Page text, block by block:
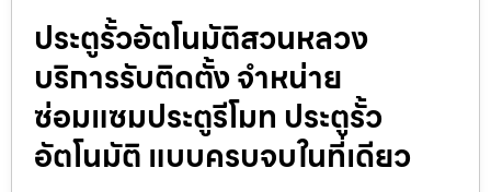
ประตูรั้วอัตโนมัติสวนหลวง
บริการรับติดตั้ง จำหน่าย
ซ่อมแซมประตูรีโมท ประตูรั้ว
อัตโนมัติ แบบครบจบในที่เดียว